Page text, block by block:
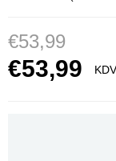
€53,99
€53,99